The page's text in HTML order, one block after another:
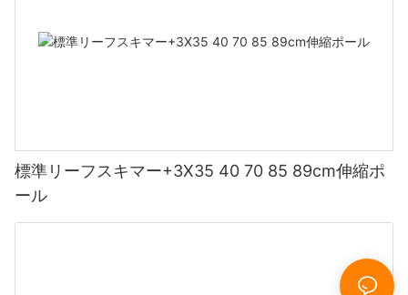
標準リーフスキマー+3X35 40 70 85 89cm伸縮ポ
ール